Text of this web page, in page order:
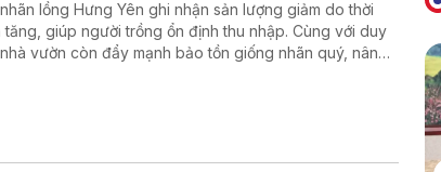
lồng Hưng Yên ghi nhận sản lượng giảm do thời
giúp người trồng ổn định thu nhập. Cùng với duy
vườn còn đẩy mạnh bảo tồn giống nhãn quý, nâng